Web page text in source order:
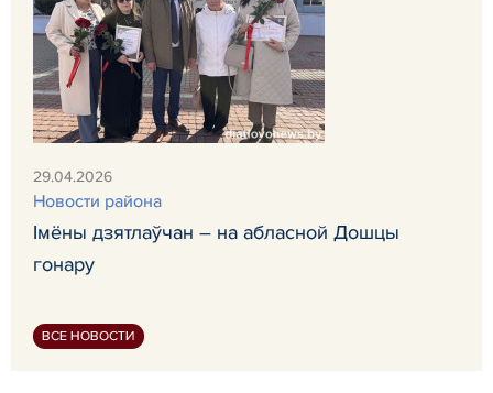
29.04.2026
Новости района
Імёны дзятлаўчан – на абласной Дошцы
гонару
ВСЕ НОВОСТИ